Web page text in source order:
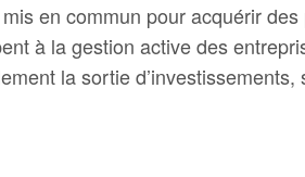
en commun pour acquérir
à la gestion active des
la sortie